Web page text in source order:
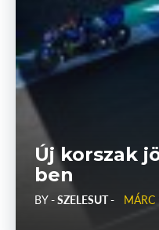
Új korszak
ben
BY- SZELESUT - MÁRC